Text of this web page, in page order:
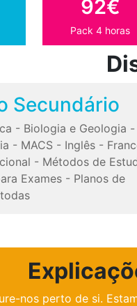
92€
Pack 4 horas
Secundário
- Biologia e Geologia -
- MACS- Inglês-
- Métodos de
Exames- Planos de
nos perto de si.